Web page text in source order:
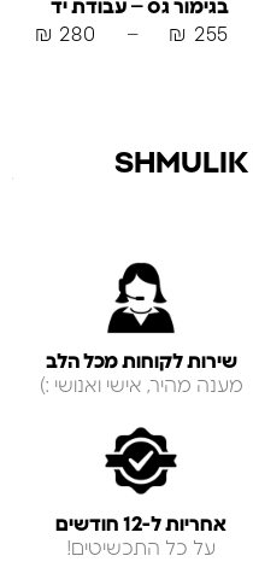
בגימור גס – עבודת יד
₪ 255
–
₪ 280
שירות לקוחות מכל הלב
מענה מהיר, אישי ואנושי :)
אחריות ל-12 חודשים
על כל התכשיטים!